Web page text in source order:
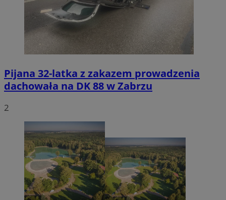
Pijana 32-latka z zakazem prowadzenia
dachowała na DK 88 w Zabrzu
2